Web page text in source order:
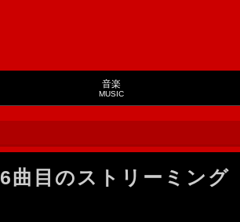
音楽
MUSIC
曲目のストリーミング